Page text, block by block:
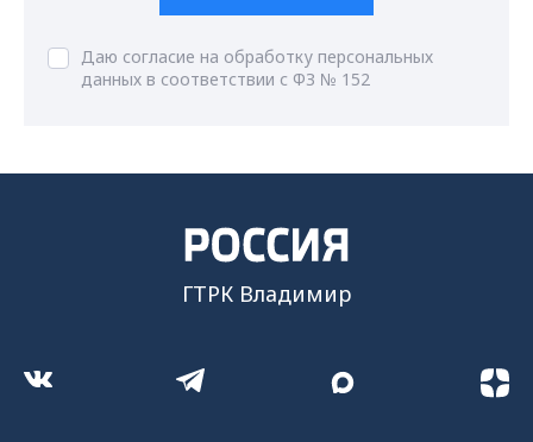
Даю согласие на обработку персональных
данных в соответствии с ФЗ № 152
ГТРК Владимир